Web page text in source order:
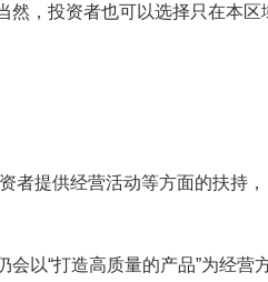
然，投资者也可以选择只在本区
者提供经营活动等方面的扶持，
以“打造高质量的产品”为经营